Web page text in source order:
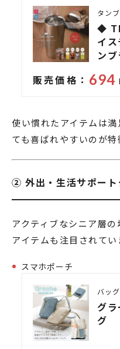
タン
◆
イ
ン
販売価格： 694
使い慣れたアイテムは
ても喜ばれやすいのが特
② 外出・生活サポート
アクティブなシニア層
アイテムも注目されてい
スマホポーチ
バッ
グ
グ